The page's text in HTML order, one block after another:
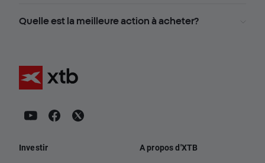
Quelle est la meilleure action à acheter?
Investir A propos d'XTB